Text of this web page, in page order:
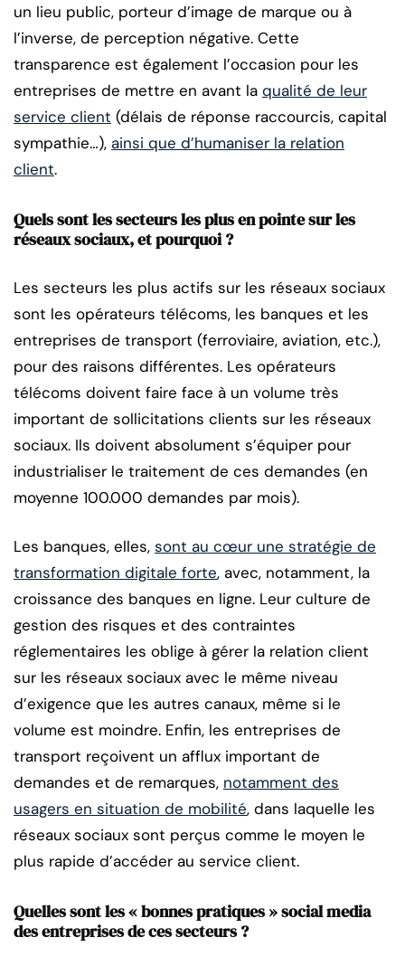
un lieu public, porteur d’image de marque ou à
l’inverse, de perception négative. Cette
transparence est également l’occasion pour les
entreprises de mettre en avant la qualité de leur
service client (délais de réponse raccourcis, capital
sympathie…), ainsi que d’humaniser la relation
client.
Quels sont les secteurs les plus en pointe sur les
réseaux sociaux, et pourquoi ?
Les secteurs les plus actifs sur les réseaux sociaux
sont les opérateurs télécoms, les banques et les
entreprises de transport (ferroviaire, aviation, etc.),
pour des raisons différentes. Les opérateurs
télécoms doivent faire face à un volume très
important de sollicitations clients sur les réseaux
sociaux. Ils doivent absolument s’équiper pour
industrialiser le traitement de ces demandes (en
moyenne 100.000 demandes par mois).
Les banques, elles, sont au cœur une stratégie de
transformation digitale forte, avec, notamment, la
croissance des banques en ligne. Leur culture de
gestion des risques et des contraintes
réglementaires les oblige à gérer la relation client
sur les réseaux sociaux avec le même niveau
d’exigence que les autres canaux, même si le
volume est moindre. Enfin, les entreprises de
transport reçoivent un afflux important de
demandes et de remarques, notamment des
usagers en situation de mobilité, dans laquelle les
réseaux sociaux sont perçus comme le moyen le
plus rapide d’accéder au service client.
Quelles sont les « bonnes pratiques » social media
des entreprises de ces secteurs ?